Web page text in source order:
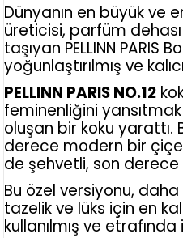
Dünyanın en büyük ve
üreticisi, parfüm
taşıyan PELLINN PARIS
yoğunlaştırılmış ve
PELLINN PARIS NO.12
feminenliğini
oluşan bir koku yarattı.
derece modern bir
de şehvetli, son derece
Bu özel versiyonu, daha
tazelik ve lüks için en
kullanılmış ve